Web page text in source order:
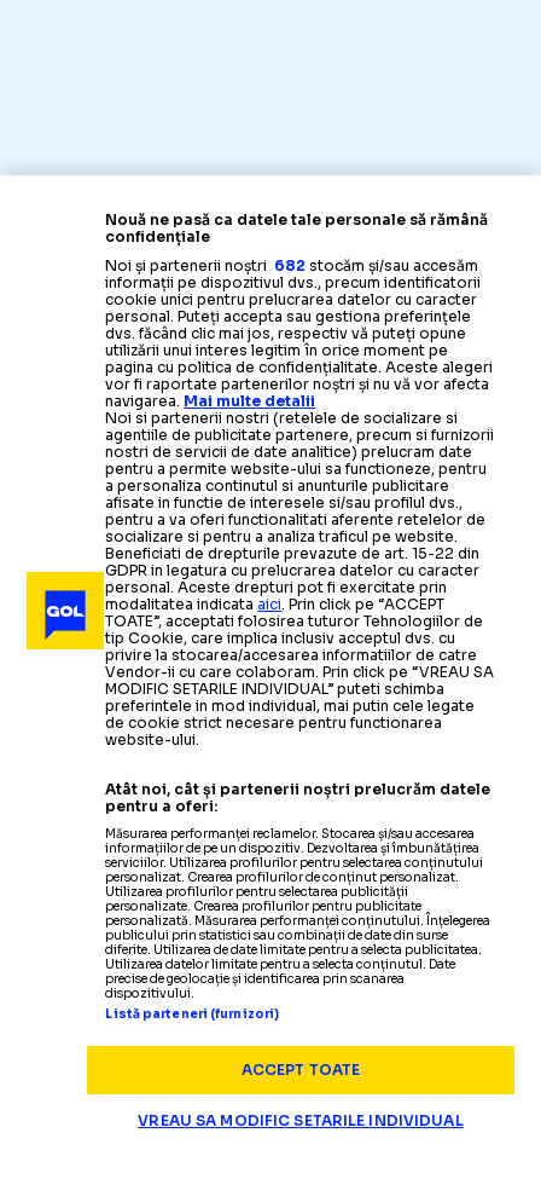
Nouă ne pasă ca datele tale personale să rămână
confidențiale
Noi și partenerii noștri 682 stocăm și/sau accesăm
informații pe dispozitivul dvs., precum identificatorii
cookie unici pentru prelucrarea datelor cu caracter
personal. Puteți accepta sau gestiona preferințele
dvs. făcând clic mai jos, respectiv vă puteți opune
utilizării unui interes legitim în orice moment pe
pagina cu politica de confidențialitate. Aceste alegeri
vor fi raportate partenerilor noștri și nu vă vor afecta
navigarea. Mai multe detalii
Noi si partenerii nostri (retelele de socializare si
agentiile de publicitate partenere, precum si furnizorii
nostri de servicii de date analitice) prelucram date
pentru a permite website-ului sa functioneze, pentru
a personaliza continutul si anunturile publicitare
afisate in functie de interesele si/sau profilul dvs.,
pentru a va oferi functionalitati aferente retelelor de
socializare si pentru a analiza traficul pe website.
Beneficiati de drepturile prevazute de art. 15-22 din
GDPR in legatura cu prelucrarea datelor cu caracter
personal. Aceste drepturi pot fi exercitate prin
modalitatea indicataaici. Prin click pe “ACCEPT
TOATE”, acceptati folosirea tuturor Tehnologiilor de
tip Cookie, care implica inclusiv acceptul dvs. cu
privire la stocarea/accesarea informatiilor de catre
Vendor-ii cu care colaboram. Prin click pe “VREAU SA
MODIFIC SETARILE INDIVIDUAL” puteti schimba
preferintele in mod individual, mai putin cele legate
de cookie strict necesare pentru functionarea
website-ului.
Atât noi, cât și partenerii noștri prelucrăm datele
pentru a oferi:
Măsurarea performanței reclamelor. Stocarea și/sau accesarea
informațiilor de pe un dispozitiv. Dezvoltarea și îmbunătățirea
serviciilor. Utilizarea profilurilor pentru selectarea conținutului
personalizat. Crearea profilurilor de conținut personalizat.
Utilizarea profilurilor pentru selectarea publicității
personalizate. Crearea profilurilor pentru publicitate
personalizată. Măsurarea performanței conținutului. Înțelegerea
publicului prin statistici sau combinații de date din surse
diferite. Utilizarea de date limitate pentru a selecta publicitatea.
Utilizarea datelor limitate pentru a selecta conținutul. Date
precise de geolocație și identificarea prin scanarea
dispozitivului.
Listă parteneri (furnizori)
ACCEPT TOATE
VREAU SA MODIFIC SETARILE INDIVIDUAL